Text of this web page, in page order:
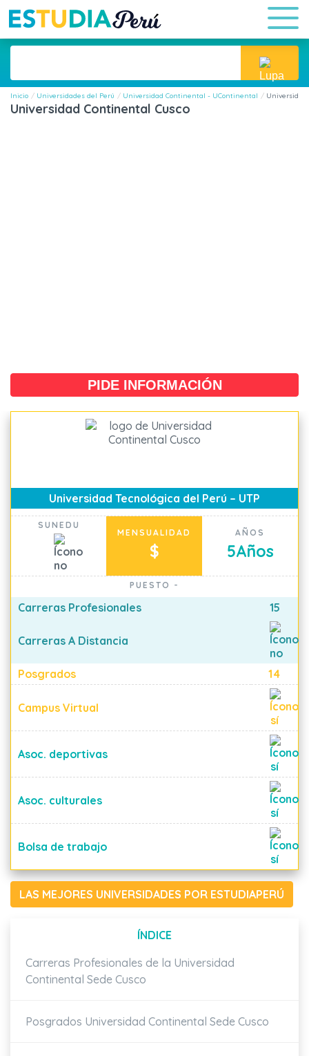
Inicio Universidades del Perú Universidad Continental - UContinental Universidad
Universidad Continental Cusco
PIDE INFORMACIÓN
Universidad Tecnológica del Perú – UTP
SUNEDU
MENSUALIDAD
$
AÑOS
5Años
PUESTO -
Carreras Profesionales 15
Carreras A Distancia
Posgrados 14
Campus Virtual
Asoc. deportivas
Asoc. culturales
Bolsa de trabajo
LAS MEJORES UNIVERSIDADES POR ESTUDIAPERÚ
ÍNDICE
Carreras Profesionales de la Universidad
Continental Sede Cusco
Posgrados Universidad Continental Sede Cusco